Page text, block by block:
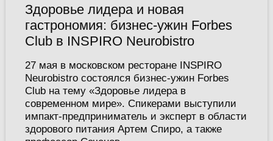
Здоровье лидера и новая
гастрономия: бизнес-ужин Forbes
Club в INSPIRO Neurobistro
27 мая в московском ресторане INSPIRO
Neurobistro состоялся бизнес-ужин Forbes
Club на тему «Здоровье лидера в
современном мире». Спикерами выступили
импакт-предприниматель и эксперт в области
здорового питания Артем Спиро, а также